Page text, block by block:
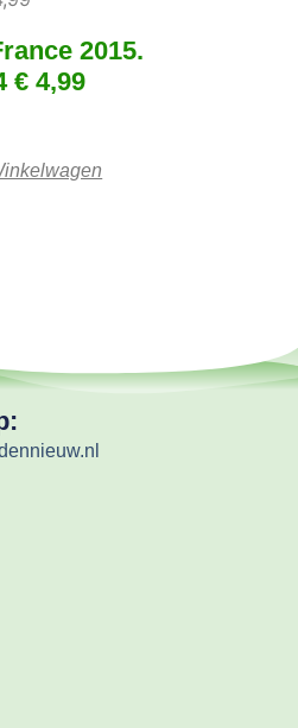
2015.
€ 4,99